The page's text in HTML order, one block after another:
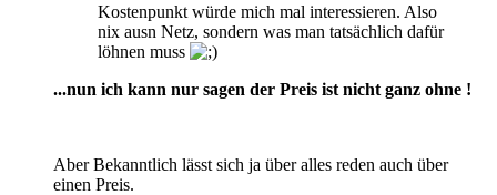
Kostenpunkt würde mich mal interessieren. Also
nix ausn Netz, sondern was man tatsächlich dafür
löhnen muss
...nun ich kann nur sagen der Preis ist nicht ganz ohne !
Aber Bekanntlich lässt sich ja über alles reden auch über
einen Preis.